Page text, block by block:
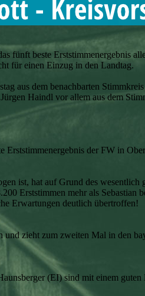
fünft beste Erststimmenergebnis
für einen Einzug in den Landtag.
aus dem benachbarten
Haindl vor allem aus dem
der FW in
ist, hat auf Grund des
Erststimmen mehr als Sebastian
Erwartungen deutlich übertroffen!
und zieht zum zweiten Mal in den
(EI) sind mit einem